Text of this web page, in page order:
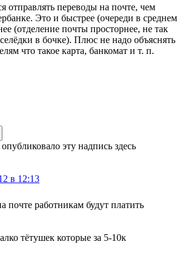
отправлять переводы на почте, чем
Это и быстрее (очереди в среднем
(отделение почты просторнее, не так
в бочке). Плюс не надо объяснять
что такое карта, банкомат и т. п.
эту надпись здесь
в 12:13
почте работникам будут платить
тётушек которые за 5-10к